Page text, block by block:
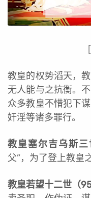
教皇的权势滔天，
无人能与之抗衡。
众多教皇不惜犯下
奸淫等诸多罪行。
教皇塞尔吉乌斯三
父”，为了登上教皇
教皇若望十二世（